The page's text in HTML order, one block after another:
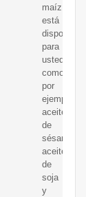
maíz
está
disponibles
para
usted,
como
por
ejemplo
aceite
de
sésamo,
aceite
de
soja
y